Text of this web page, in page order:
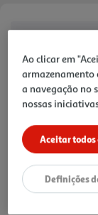
Características
Ingredientes/
Polme de
ascórbico).
Informações
Valores
lípidos: 0,2 g, dos
dos quais
Ao clicar em
armazenamento
a navegação no
nossas
Aceitar todos
Definições